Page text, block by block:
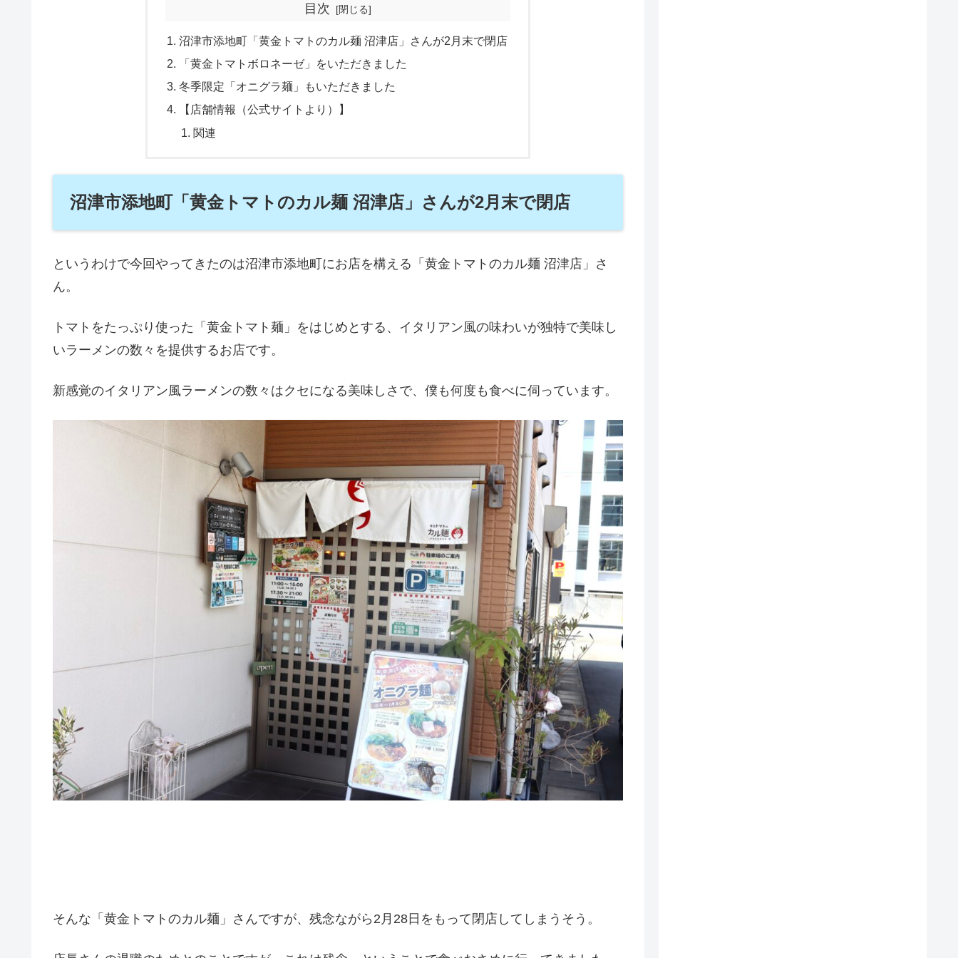
目次
沼津市添地町「黄金トマトのカル麺 沼津店」さんが2月末で閉店
「黄金トマトボロネーゼ」をいただきました
冬季限定「オニグラ麺」もいただきました
【店舗情報（公式サイトより）】
関連
沼津市添地町「黄金トマトのカル麺 沼津店」さんが2月末で閉店
というわけで今回やってきたのは沼津市添地町にお店を構える「黄金トマトのカル麺 沼津店」さ
ん。
トマトをたっぷり使った「黄金トマト麺」をはじめとする、イタリアン風の味わいが独特で美味し
いラーメンの数々を提供するお店です。
新感覚のイタリアン風ラーメンの数々はクセになる美味しさで、僕も何度も食べに伺っています。
そんな「黄金トマトのカル麺」さんですが、残念ながら2月28日をもって閉店してしまうそう。